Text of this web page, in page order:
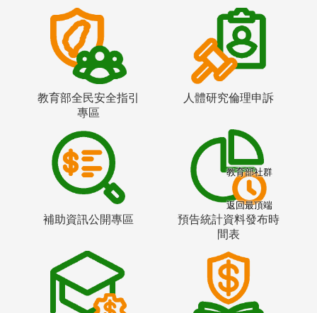
教育部全民安全指引
專區
人體研究倫理申訴
補助資訊公開專區
預告統計資料發布時
間表
教育部社群
返回最頂端